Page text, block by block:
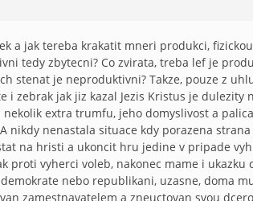
a jak tereba krakatit mneri produkci,
tedy zbytecni? Co zvirata, treba lef je
stenat je neproduktivni? Takze, pouze z
zebrak jak jiz kazal Jezis Kristus je dulezity
extra trumfu, jeho domyslivost a
nikdy nenastala situace kdy porazena
na hristi a ukoncit hru jedine v pripade
proti vyherci voleb, nakonec mame i
nebo republikani, uzasne, doma
zamestnavatelem a zneuctovan svou